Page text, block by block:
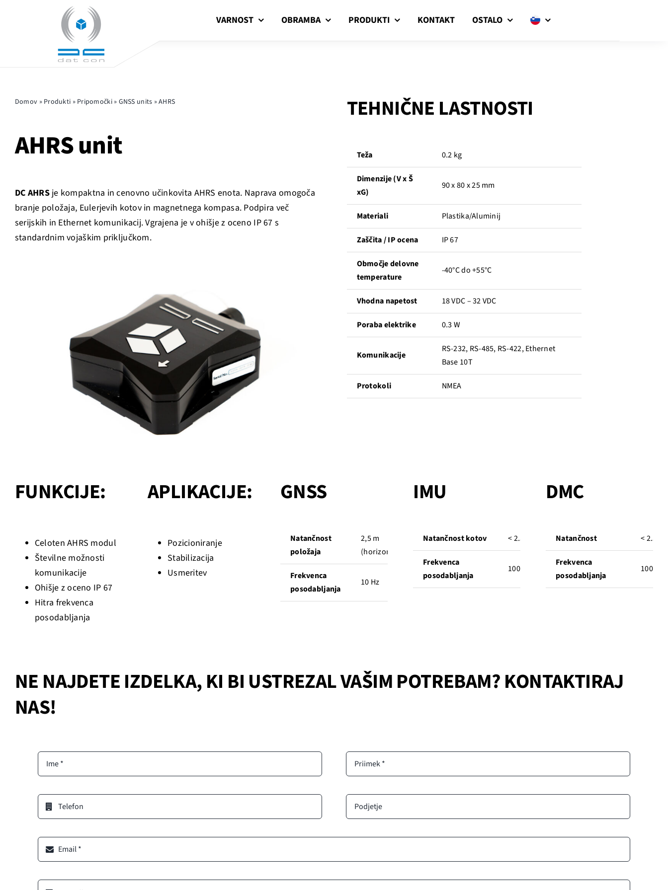
VARNOST OBRAMBA PRODUKTI KONTAKT OSTALO
Domov » Produkti » Pripomočki» GNSS units »AHRS
AHRS unit
DC AHRS je kompaktna in cenovno učinkovita AHRS enota. Naprava omogoča
branje položaja, Eulerjevih kotov in magnetnega kompasa. Podpira več
serijskih in Ethernet komunikacij. Vgrajena je v ohišje z oceno IP 67 s
standardnim vojaškim priključkom.
TEHNIČNE LASTNOSTI
Teža 0.2 kg
Dimenzije (V x Š
xG)
90 x 80 x 25 mm
Materiali Plastika/Aluminij
Zaščita / IP ocena IP 67
Območje delovne
temperature
-40°C do +55°C
Vhodna napetost 18 VDC – 32 VDC
Poraba elektrike 0.3 W
Komunikacije
RS-232, RS-485, RS-422, Ethernet
Base 10T
Protokoli NMEA
FUNKCIJE:
Celoten AHRS modul
Številne možnosti
komunikacije
Ohišje z oceno IP 67
Hitra frekvenca
posodabljanja
APLIKACIJE:
Pozicioniranje
Stabilizacija
Usmeritev
GNSS
Natančnost
položaja
2,5 m
(horizontalno))
Frekvenca
posodabljanja
10 Hz
IMU
Natančnost kotov < 2.5°
Frekvenca
posodabljanja
100 Hz
DMC
Natančnost < 2.5°
Frekvenca
posodabljanja
100 Hz
NE NAJDETE IZDELKA, KI BI USTREZAL VAŠIM POTREBAM? KONTAKTIRAJ
NAS!